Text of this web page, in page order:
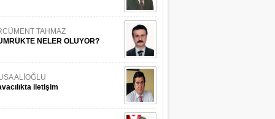
TAHMAZ
NELER OLUYOR?
ALİOĞLU
iletişim